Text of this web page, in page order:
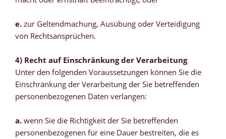
e. zur Geltendmachung, Ausübung oder Verteidigung
von Rechtsansprüchen.
4) Recht auf Einschränkung der Verarbeitung
Unter den folgenden Voraussetzungen können Sie die
Einschränkung der Verarbeitung der Sie betreffenden
personenbezogenen Daten verlangen:
a. wenn Sie die Richtigkeit der Sie betreffenden
personenbezogenen für eine Dauer bestreiten, die es